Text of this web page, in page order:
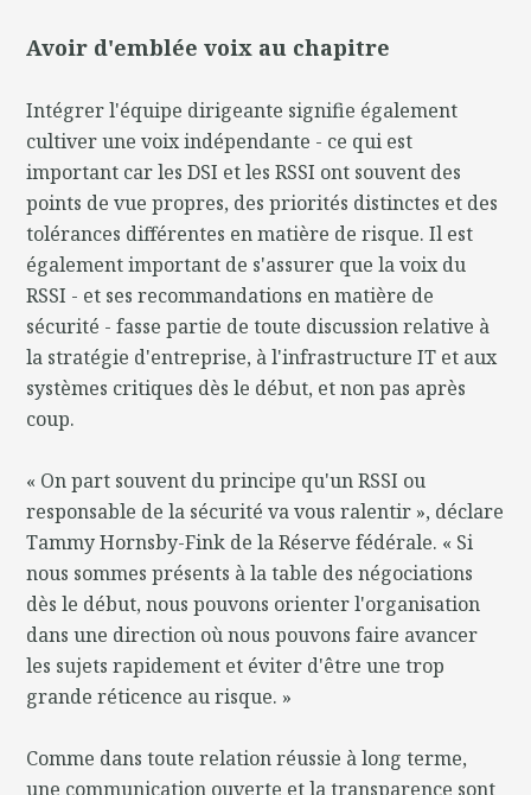
Avoir d'emblée voix au chapitre
Intégrer l'équipe dirigeante signifie également
cultiver une voix indépendante - ce qui est
important car les DSI et les RSSI ont souvent des
points de vue propres, des priorités distinctes et des
tolérances différentes en matière de risque. Il est
également important de s'assurer que la voix du
RSSI - et ses recommandations en matière de
sécurité - fasse partie de toute discussion relative à
la stratégie d'entreprise, à l'infrastructure IT et aux
systèmes critiques dès le début, et non pas après
coup.
« On part souvent du principe qu'un RSSI ou
responsable de la sécurité va vous ralentir », déclare
Tammy Hornsby-Fink de la Réserve fédérale. « Si
nous sommes présents à la table des négociations
dès le début, nous pouvons orienter l'organisation
dans une direction où nous pouvons faire avancer
les sujets rapidement et éviter d'être une trop
grande réticence au risque. »
Comme dans toute relation réussie à long terme,
une communication ouverte et la transparence sont